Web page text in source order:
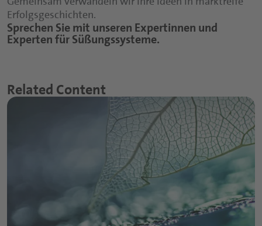
Fruchtsaftkonzentrat für Milchprodukte
Anwendung ideal für:
Premiumprodukte mit natürlicher
*
Nachname:
*
E-Mail:
Erfolgsgeschichten.
Sprechen Sie mit unseren Expertinnen und
Experten für Süßungssysteme.
Related Content